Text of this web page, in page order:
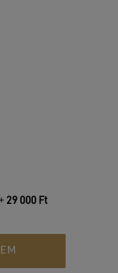
29 000 Ft